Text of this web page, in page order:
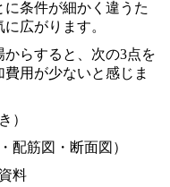
条件が細かく違うた
広がります。
らすると、次の3点を
用が少ないと感じま
）
配筋図・断面図）
料